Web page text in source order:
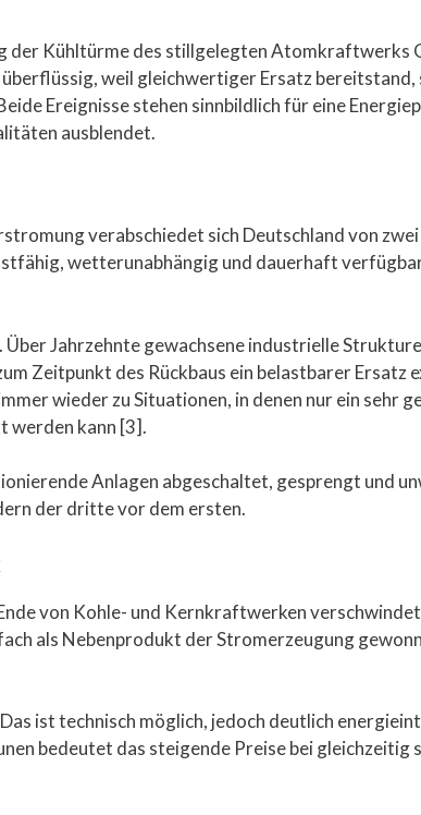
der Kühltürme des stillgelegten Atomkraftwerks
weil gleichwertiger Ersatz bereitstand,
Ereignisse stehen sinnbildlich für eine
ausblendet.
verabschiedet sich Deutschland von
wetterunabhängig und dauerhaft
Jahrzehnte gewachsene industrielle
Zeitpunkt des Rückbaus ein belastbarer
wieder zu Situationen, in denen nur ein sehr
werden kann [3].
Anlagen abgeschaltet, gesprengt und
der dritte vor dem ersten.
von Kohle- und Kernkraftwerken verschwindet
als Nebenprodukt der Stromerzeugung
ist technisch möglich, jedoch deutlich
bedeutet das steigende Preise bei gleichzeitig